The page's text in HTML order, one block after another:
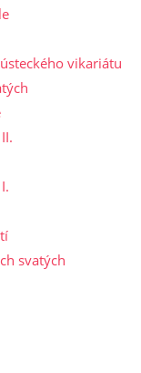
vikariátu
svatých